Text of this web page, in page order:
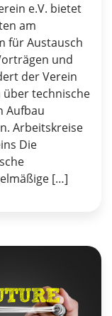
e.V. bietet
am
für Austausch
und
der Verein
technische
Aufbau
Arbeitskreise
Die
[…]